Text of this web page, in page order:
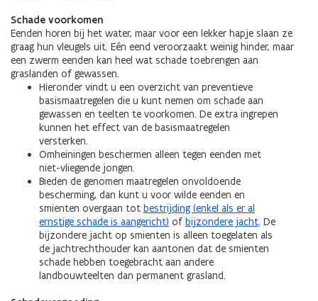
Schade voorkomen
Eenden horen bij het water, maar voor een lekker hapje slaan ze
graag hun vleugels uit. Eén eend veroorzaakt weinig hinder, maar
een zwerm eenden kan heel wat schade toebrengen aan
graslanden of gewassen.
Hieronder vindt u een overzicht van preventieve
basismaatregelen die u kunt nemen om schade aan
gewassen en teelten te voorkomen. De extra ingrepen
kunnen het effect van de basismaatregelen
versterken.
Omheiningen beschermen alleen tegen eenden met
niet-vliegende jongen.
Bieden de genomen maatregelen onvoldoende
bescherming, dan kunt u voor wilde eenden en
smienten overgaan tot bestrijding (enkel als er al
ernstige schade is aangericht) of bijzondere jacht. De
bijzondere jacht op smienten is alleen toegelaten als
de jachtrechthouder kan aantonen dat de smienten
schade hebben toegebracht aan andere
landbouwteelten dan permanent grasland.